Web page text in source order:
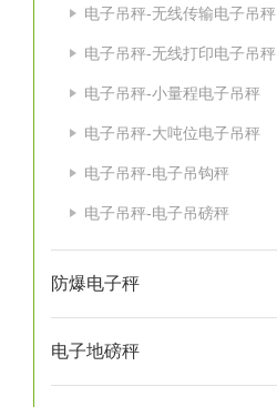
电子吊秤-无线传输电子吊秤
电子吊秤-无线打印电子吊秤
电子吊秤-小量程电子吊秤
电子吊秤-大吨位电子吊秤
电子吊秤-电子吊钩秤
电子吊秤-电子吊磅秤
防爆电子秤
电子地磅秤